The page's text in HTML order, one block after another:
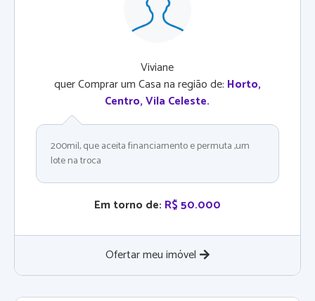
Viviane
quer Comprar um Casa na região de: Horto,
Centro, Vila Celeste.
200mil, que aceita financiamento e permuta ,um
lote na troca
Em torno de: R$ 50.000
Ofertar meu imóvel